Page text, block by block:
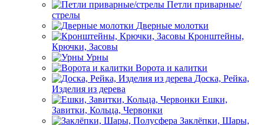
Петли приварные/
стрелы
Дверные молотки
Кронштейны,
Крючки, Засовы
Урны
Ворота и калитки
Доска, Рейка,
Изделия из дерева
Ешки,
Завитки, Кольца, Червонки
Заклёпки, Шары,